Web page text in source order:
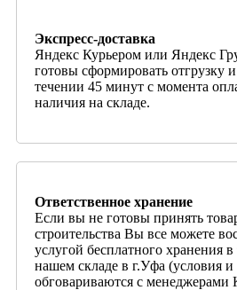
Экспресс-доставка
Яндекс Курьером или Яндекс
готовы сформировать отгрузку
течении 45 минут с момента
наличия на складе.
Ответственное хранение
Если вы не готовы принять
строительства Вы все можете
услугой бесплатного хранения
нашем складе в г.Уфа (условия и
обговариваются с менеджерами